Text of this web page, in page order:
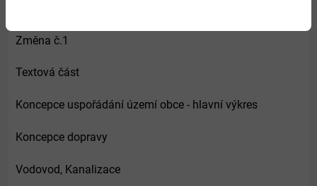
Změna č.1
Textová část
Koncepce uspořádání území obce - hlavní výkres
Koncepce dopravy
Vodovod, Kanalizace